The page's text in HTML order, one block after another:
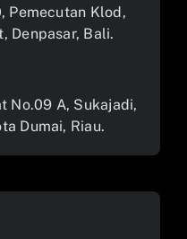
Pemecutan Klod,
Denpasar, Bali.
No.09 A, Sukajadi,
Dumai, Riau.